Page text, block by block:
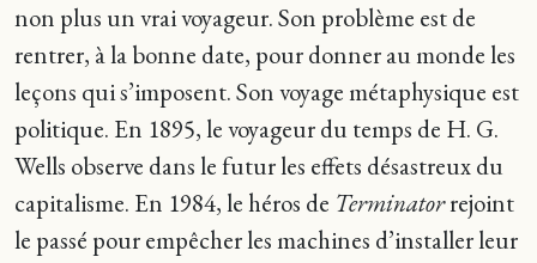
non plus un vrai voyageur. Son problème est de
rentrer, à la bonne date, pour donner au monde les
leçons qui s’imposent. Son voyage métaphysique est
politique. En 1895, le voyageur du temps de H. G.
Wells observe dans le futur les effets désastreux du
capitalisme. En 1984, le héros de Terminatorrejoint
le passé pour empêcher les machines d’installer leur